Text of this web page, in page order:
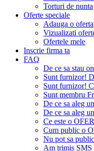
Torturi de nunta
Oferte speciale
Adauga o oferta
Vizualizati
Ofertele mele
Inscrie firma ta
FAQ
De ce sa stau
Sunt furnizor!
Sunt furnizor!
Sunt membru
De ce sa aleg
De ce sa aleg
Ce este o
Cum public o
Nu pot sa
Am trimis SMS